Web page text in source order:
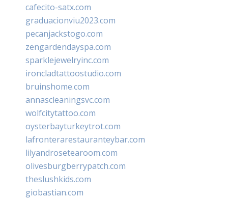
cafecito-satx.com
graduacionviu2023.com
pecanjackstogo.com
zengardendayspa.com
sparklejewelryinc.com
ironcladtattoostudio.com
bruinshome.com
annascleaningsvc.com
wolfcitytattoo.com
oysterbayturkeytrot.com
lafronterarestauranteybar.com
lilyandrosetearoom.com
olivesburgberrypatch.com
theslushkids.com
giobastian.com